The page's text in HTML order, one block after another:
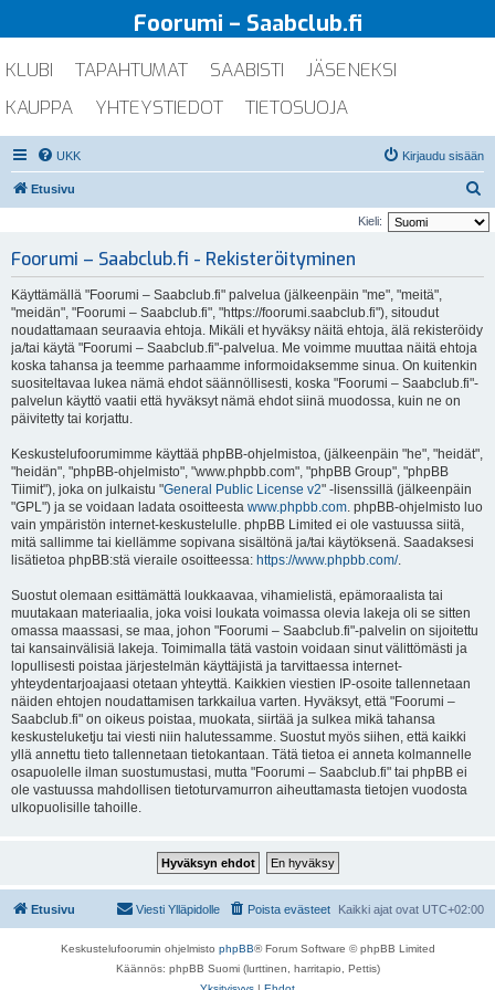
Foorumi – Saabclub.fi
KLUBI TAPAHTUMAT SAABISTI
JÄSENEKSI
KAUPPA
YHTEYSTIEDOT TIETOSUOJA
UKK Kirjaudu sisään
Etusivu
t
Kieli:
Foorumi – Saabclub.fi - Rekisteröityminen
Käyttämällä "Foorumi – Saabclub.fi" palvelua (jälkeenpäin "me", "meitä",
"meidän", "Foorumi – Saabclub.fi", "https://foorumi.saabclub.fi"), sitoudut
noudattamaan seuraavia ehtoja. Mikäli et hyväksy näitä ehtoja, älä rekisteröidy
ja/tai käytä "Foorumi – Saabclub.fi"-palvelua. Me voimme muuttaa näitä ehtoja
koska tahansa ja teemme parhaamme informoidaksemme sinua. On kuitenkin
suositeltavaa lukea nämä ehdot säännöllisesti, koska "Foorumi – Saabclub.fi"-
palvelun käyttö vaatii että hyväksyt nämä ehdot siinä muodossa, kuin ne on
päivitetty tai korjattu.
Keskustelufoorumimme käyttää phpBB-ohjelmistoa, (jälkeenpäin "he", "heidät",
"heidän", "phpBB-ohjelmisto", "www.phpbb.com", "phpBB Group", "phpBB
Tiimit"), joka on julkaistu "General Public License v2" -lisenssillä (jälkeenpäin
"GPL") ja se voidaan ladata osoitteesta www.phpbb.com. phpBB-ohjelmisto luo
vain ympäristön internet-keskustelulle. phpBB Limited ei ole vastuussa siitä,
mitä sallimme tai kiellämme sopivana sisältönä ja/tai käytöksenä. Saadaksesi
lisätietoa phpBB:stä vieraile osoitteessa: https://www.phpbb.com/.
Suostut olemaan esittämättä loukkaavaa, vihamielistä, epämoraalista tai
muutakaan materiaalia, joka voisi loukata voimassa olevia lakeja oli se sitten
omassa maassasi, se maa, johon "Foorumi – Saabclub.fi"-palvelin on sijoitettu
tai kansainvälisiä lakeja. Toimimalla tätä vastoin voidaan sinut välittömästi ja
lopullisesti poistaa järjestelmän käyttäjistä ja tarvittaessa internet-
yhteydentarjoajaasi otetaan yhteyttä. Kaikkien viestien IP-osoite tallennetaan
näiden ehtojen noudattamisen tarkkailua varten. Hyväksyt, että "Foorumi –
Saabclub.fi" on oikeus poistaa, muokata, siirtää ja sulkea mikä tahansa
keskusteluketju tai viesti niin halutessamme. Suostut myös siihen, että kaikki
yllä annettu tieto tallennetaan tietokantaan. Tätä tietoa ei anneta kolmannelle
osapuolelle ilman suostumustasi, mutta "Foorumi – Saabclub.fi" tai phpBB ei
ole vastuussa mahdollisen tietoturvamurron aiheuttamasta tietojen vuodosta
ulkopuolisille tahoille.
Etusivu Kaikki ajat ovat UTC+02:00
Poista evästeet
Viesti Ylläpidolle
Keskustelufoorumin ohjelmisto phpBB® Forum Software © phpBB Limited
Käännös: phpBB Suomi (lurttinen, harritapio, Pettis)